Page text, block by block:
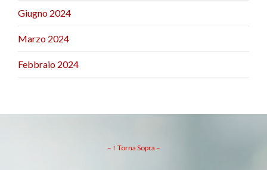
Giugno 2024
Marzo 2024
Febbraio 2024
– ↑ Torna Sopra –